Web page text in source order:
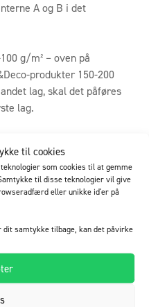
til cookies
som cookies til at gemme
til disse teknologier vil give
eller unikke id'er på
samtykke tilbage, kan det påvirke
A og B i det
g/m² – oven på
produkter 150-200
lag, skal det påføres
lag.